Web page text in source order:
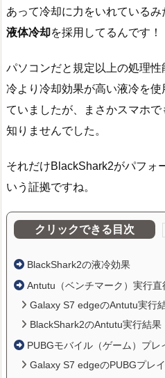
あって冷却に力をいれている
液体冷却を採用してるんです！
パソコンだと規定以上の処理
冷より冷却効果が高い液冷を
ていましたが、まさかスマホ
知りませんでした。
それだけBlackShark2がパフォ
いう証拠ですね。
クリックできる目次
BlackShark2の液冷効果
Antutu（ベンチマーク）実行直
Galaxy S7 edgeのAntutu実行
BlackShark2のAntutu実行結果
PUBGモバイル（ゲーム）プレ
Galaxy S7 edgeのPUBGプレ